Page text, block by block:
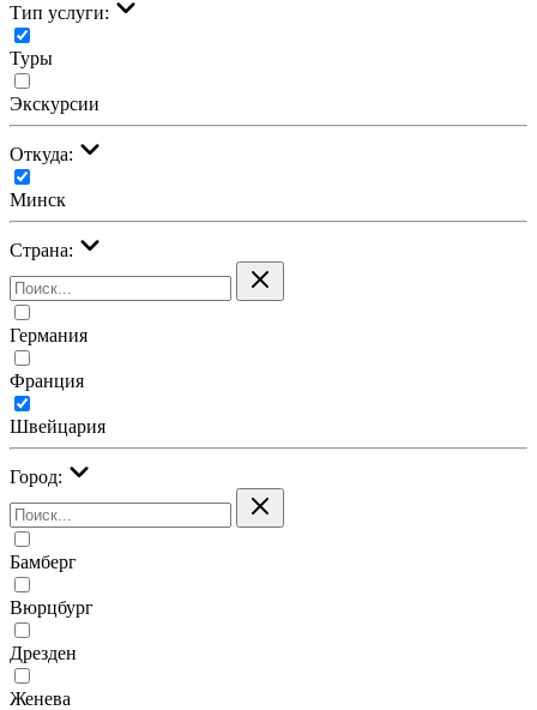
Тип услуги:
Туры
Экскурсии
Откуда:
Минск
Страна:
Германия
Франция
Швейцария
Город:
Бамберг
Вюрцбург
Дрезден
Женева